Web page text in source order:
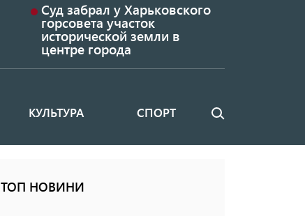
Суд забрал у Харьковского
горсовета участок
исторической земли в
центре города
КУЛЬТУРА СПОРТ Поиск
ТОП НОВИНИ